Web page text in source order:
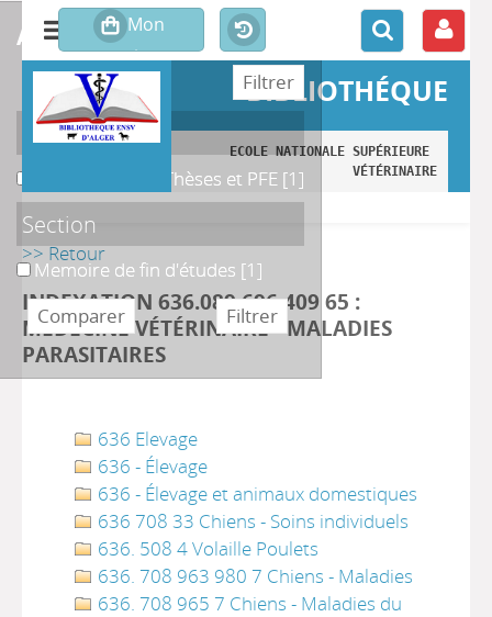
BIBLIOTHÉQUE
ECOLE NATIONALE SUPÉRIEURE
VÉTÉRINAIRE
>> Retour
INDEXATION 636.089 696 409 65 :
MÉDECINE VÉTÉRINAIRE - MALADIES
PARASITAIRES
636 Elevage
636 - Élevage
636 - Élevage et animaux domestiques
636 708 33 Chiens - Soins individuels
636. 508 4 Volaille Poulets
636. 708 963 980 7 Chiens - Maladies
636. 708 965 7 Chiens - Maladies du
affiner ou comparer
Localisation
B. Magasin des Thèses et PFE
B. Magasin des Thèses et PFE [1]
Section
Memoire de fin d'études
Memoire de fin d'études [1]